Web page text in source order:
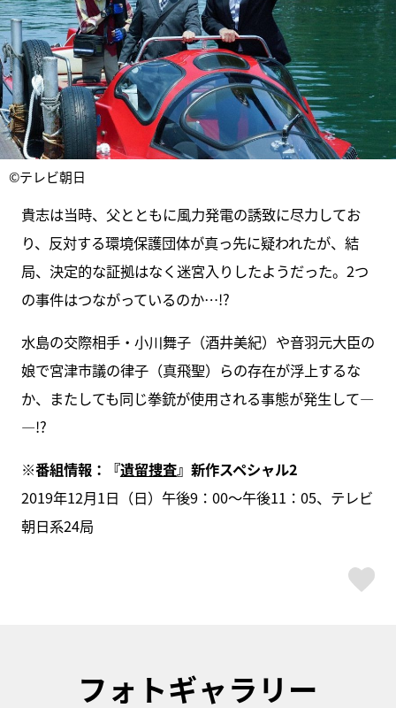
©テレビ朝日
貴志は当時、父とともに風力発電の誘致に尽力してお
り、反対する環境保護団体が真っ先に疑われたが、結
局、決定的な証拠はなく迷宮入りしたようだった。2つ
の事件はつながっているのか…!?
水島の交際相手・小川舞子（酒井美紀）や音羽元大臣の
娘で宮津市議の律子（真飛聖）らの存在が浮上するな
か、またしても同じ拳銃が使用される事態が発生して―
―!?
※番組情報：『遺留捜査』新作スペシャル2
2019年12月1日（日）午後9：00～午後11：05、テレビ
朝日系24局
フォトギャラリー